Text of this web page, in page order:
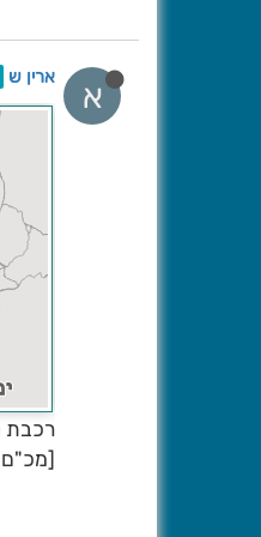
א ארין ש
רכבת